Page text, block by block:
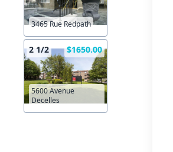
3465 Rue Redpath
2 1/2 $1650.00
5600 Avenue
Decelles